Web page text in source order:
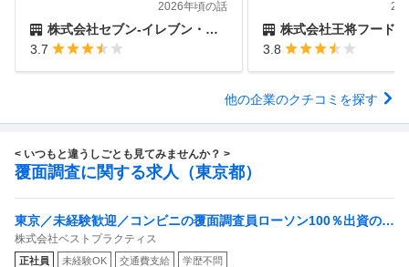
2026年頃の話
株式会社セブン-イレブン・ジャパン
3.7
株式会社王将フード
3.8
他の企業のクチコミを探す
< いつもと違うしごとも見てみませんか？ >
覆面調査に関する求人（東京都）
東京／未経験歓迎／コンビニの覆面調査員ローソン100％出資の安
定基盤／月５日在宅／残業月10時間
株式会社ベストプラクティス
正社員 未経験OK 交通費支給 学歴不問